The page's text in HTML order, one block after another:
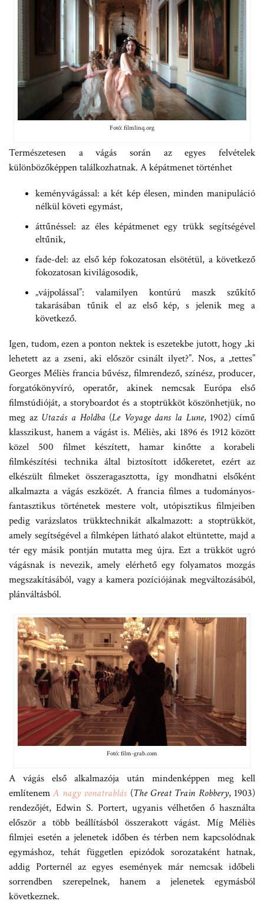
Fotó: filmlinq.org
Természetesen a vágás során az egyes felvételek
különbözőképpen találkozhatnak. A képátmenet történhet
keményvágással: a két kép élesen, minden manipuláció
nélkül követi egymást,
áttűnéssel: az éles képátmenet egy trükk segítségével
eltűnik,
fade-del: az első kép fokozatosan elsötétül, a következő
fokozatosan kivilágosodik,
„vájpolással”: valamilyen kontúrú maszk szűkítő
takarásában tűnik el az első kép, s jelenik meg a
következő.
Igen, tudom, ezen a ponton nektek is eszetekbe jutott, hogy „ki
lehetett az a zseni, aki először csinált ilyet?”. Nos, a „tettes”
Georges Méliès francia bűvész, filmrendező, színész, producer,
forgatókönyvíró, operatőr, akinek nemcsak Európa első
filmstúdióját, a storyboardot és a stoptrükköt köszönhetjük, no
meg az Utazás a Holdba(Le Voyage dans la Lune, 1902) című
klasszikust, hanem a vágást is. Méliès, aki 1896 és 1912 között
közel 500 filmet készített, hamar kinőtte a korabeli
filmkészítési technika által biztosított időkeretet, ezért az
elkészült filmeket összeragasztotta, így mondhatni elsőként
alkalmazta a vágás eszközét. A francia filmes a tudományos-
fantasztikus történetek mestere volt, utópisztikus filmjeiben
pedig varázslatos trükktechnikát alkalmazott: a stoptrükköt,
amely segítségével a filmképen látható alakot eltüntette, majd a
tér egy másik pontján mutatta meg újra. Ezt a trükköt ugró
vágásnak is nevezik, amely elérhető egy folyamatos mozgás
megszakításából, vagy a kamera pozíciójának megváltozásából,
plánváltásból.
Fotó: film-grab.com
A vágás első alkalmazója után mindenképpen meg kell
említenemA nagy vonatrablás (The Great Train Robbery, 1903)
rendezőjét, Edwin S. Portert, ugyanis vélhetően ő használta
először a több beállításból összerakott vágást. Míg Méliès
filmjei esetén a jelenetek időben és térben nem kapcsolódnak
egymáshoz, tehát független epizódok sorozataként hatnak,
addig Porternél az egyes események már nemcsak időbeli
sorrendben szerepelnek, hanem a jelenetek egymásból
következnek.